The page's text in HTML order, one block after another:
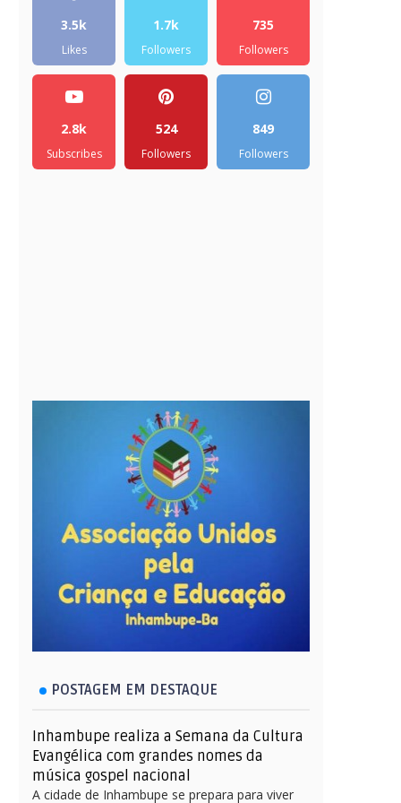
3.5k
Likes
1.7k
Followers
735
Followers
2.8k
Subscribes
524
Followers
849
Followers
POSTAGEM EM DESTAQUE
Inhambupe realiza a Semana da Cultura
Evangélica com grandes nomes da
música gospel nacional
A cidade de Inhambupe se prepara para viver